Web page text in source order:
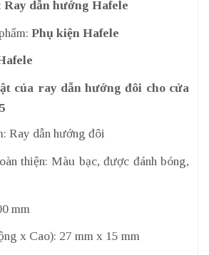
Ray dẫn hướng Hafele
Phụ kiện Hafele
của ray dẫn hướng đôi cho cửa
Ray dẫn hướng đôi
thiện: Màu bạc, được đánh bóng,
mm
x Cao): 27 mm x 15 mm